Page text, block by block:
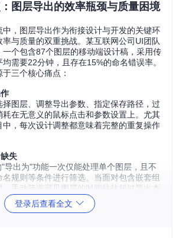
图层导出的效率瓶颈与质量困境
中，图层导出作为衔接设计与开发的关键环
与质量的双重挑战。某互联网公司UI团队
一个包含87个图层的移动端设计稿，采用传
需要22分钟，且存在15%的命名错误率。
三个核心痛点：
图层、调整导出参数、指定保存路径，过
耗在无意义的鼠标点击和参数设置上。尤其
中，每次设计调整都意味着完整的重复操作
失
导出为"功能一次仅能处理单个图层，且不
规则等条件进行筛选。当面对包含嵌套组
手动筛选可见图层的时间往往超过导出本
登录后查看全文